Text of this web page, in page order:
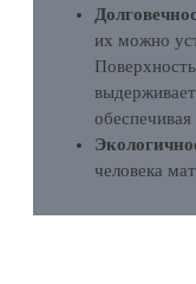
их можно
человека